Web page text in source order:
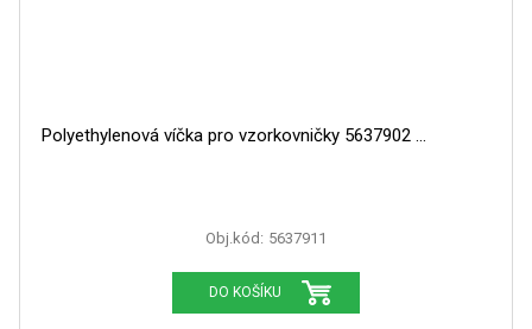
Polyethylenová víčka pro vzorkovničky 5637902
Obj.kód: 5637911
DO KOŠÍKU